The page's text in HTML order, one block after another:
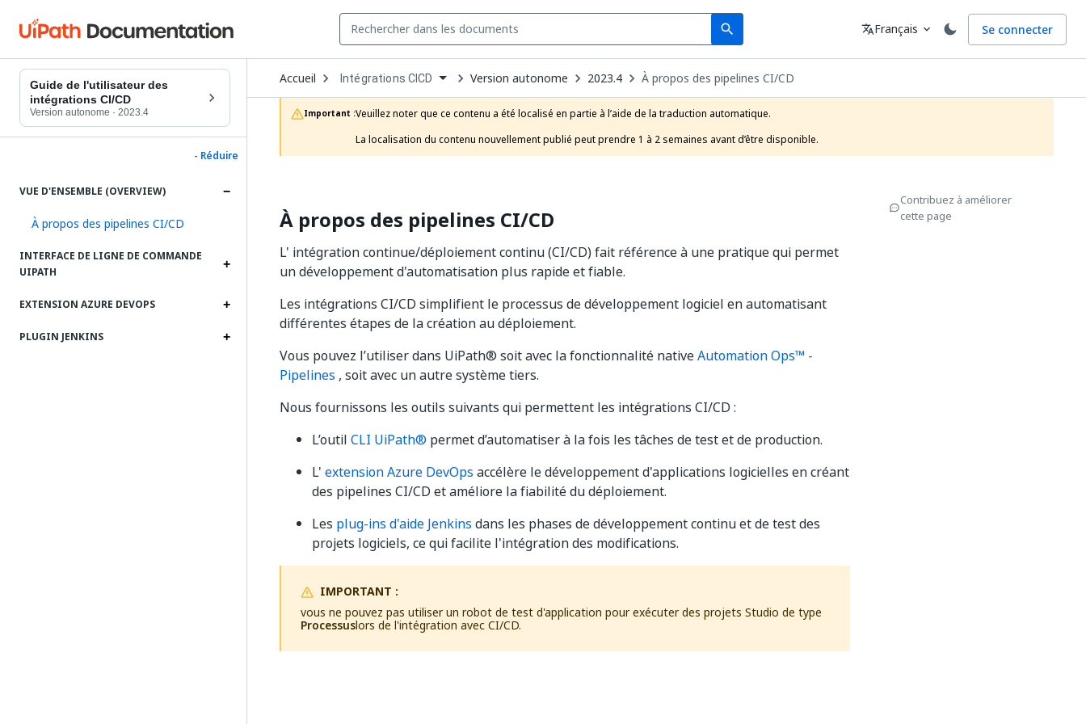
search
Search Langue
translateFrançais expand_more Se connecter
Guide de l'utilisateur des
intégrations CI/CD
Version autonome · 2023.4
- Réduire
VUE D'ENSEMBLE (OVERVIEW)
À propos des pipelines CI/CD
INTERFACE DE LIGNE DE COMMANDE
UIPATH
EXTENSION AZURE DEVOPS
PLUGIN JENKINS
Accueil Open
Dropdown
to
choose
product
Intégrations CICD Version autonome 2023.4 À propos des pipelines CI/CD
Important :Veuillez noter que ce contenu a été localisé en partie à l’aide de la traduction automatique.
La localisation du contenu nouvellement publié peut prendre 1 à 2 semaines avant d’être disponible.
À propos des pipelines CI/CD
L' intégration continue/déploiement continu (CI/CD) fait référence à une pratique qui permet
un développement d'automatisation plus rapide et fiable.
Les intégrations CI/CD simplifient le processus de développement logiciel en automatisant
différentes étapes de la création au déploiement.
Vous pouvez l’utiliser dans UiPath® soit avec la fonctionnalité nativeAutomation Ops™ -
Pipelines , soit avec un autre système tiers.
Nous fournissons les outils suivants qui permettent les intégrations CI/CD :
L’outil CLI UiPath® permet d’automatiser à la fois les tâches de test et de production.
L' extension Azure DevOps accélère le développement d'applications logicielles en créant
des pipelines CI/CD et améliore la fiabilité du déploiement.
Les plug-ins d'aide Jenkins dans les phases de développement continu et de test des
projets logiciels, ce qui facilite l'intégration des modifications.
IMPORTANT :
vous ne pouvez pas utiliser un robot de test d'application pour exécuter des projets Studio de type
Processuslors de l'intégration avec CI/CD.
Contribuez à améliorer
cette page